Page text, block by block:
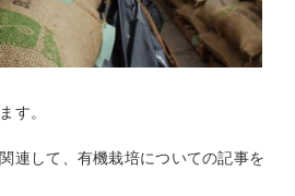
す。
連して、有機栽培についての記事を